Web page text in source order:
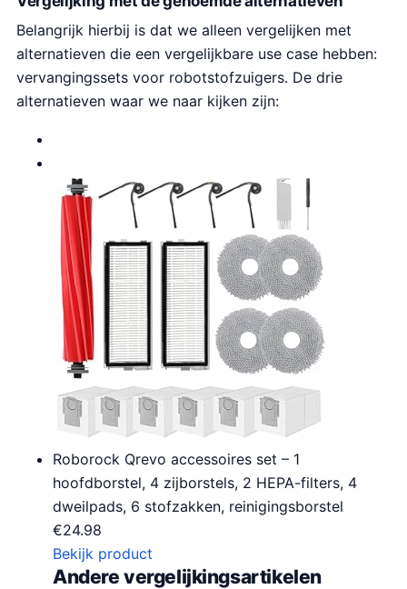
Belangrijk hierbij is dat we alleen vergelijken met
alternatieven die een vergelijkbare use case hebben:
vervangingssets voor robotstofzuigers. De drie
alternatieven waar we naar kijken zijn:
Roborock Qrevo accessoires set – 1
hoofdborstel, 4 zijborstels, 2 HEPA-filters, 4
dweilpads, 6 stofzakken, reinigingsborstel
€24.98
Bekijk product
Andere vergelijkingsartikelen